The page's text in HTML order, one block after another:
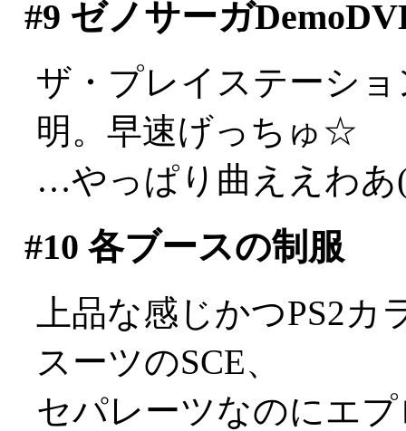
#9 ゼノサーガ
ザ・プレイステーシ
明。早速げっちゅ☆
…やっぱり曲ええわあ
#10 各ブースの制服
上品な感じかつPS2
スーツのSCE、
セパレーツなのにエ